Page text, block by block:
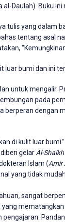
al-Daulah). Buku
tulis yang dalam
tentang asal
luar bumi dan ini
untuk mengalir.
pada
berperan dengan
di kulit luar
gelar Al-
Islam (Amir
yang tidak
sangat